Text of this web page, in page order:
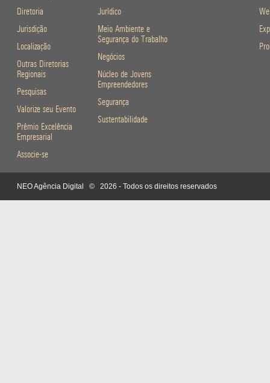
Diretoria
Jurisdição
Localização
Outras Diretorias
Regionais
Pesquisas
Valorize seu Evento
Prêmio Excelência
Empresarial
Associe-se
Jurídico
Meio Ambiente e
Segurança do Trabalho
Negócios
Núcleo de Jovens
Empreendedores
Segurança
Sustentabilidade
NEO Agência Digital © 2026 - Todos os direitos reservados